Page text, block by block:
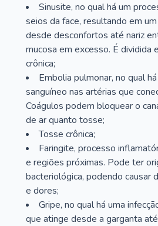
Sinusite, no qual há um
seios da face, resultando em
desde desconfortos até nariz
mucosa em excesso. É dividida
crônica;
Embolia pulmonar, no qual
sanguíneo nas artérias que
Coágulos podem bloquear o
de ar quanto tosse;
Tosse crônica;
Faringite, processo
e regiões próximas. Pode ter
bacteriológica, podendo causar
e dores;
Gripe, no qual há uma
que atinge desde a garganta